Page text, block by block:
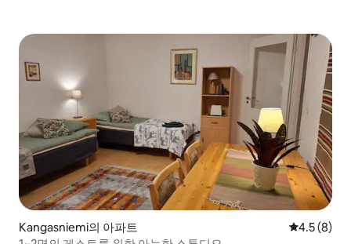
Kangasniemi의 아파트 평점 4.5점
4.5 (8)